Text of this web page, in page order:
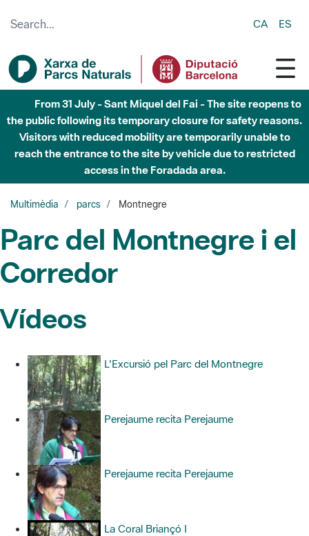
CA ES
From 31 July - Sant Miquel del Fai - The site reopens to
the public following its temporary closure for safety reasons.
Visitors with reduced mobility are temporarily unable to
reach the entrance to the site by vehicle due to restricted
access in the Foradada area.
Multimèdia parcs Montnegre
Parc del Montnegre i el
Corredor
Vídeos
L'Excursió pel Parc del Montnegre
Perejaume recita Perejaume
Perejaume recita Perejaume
La Coral Briançó I